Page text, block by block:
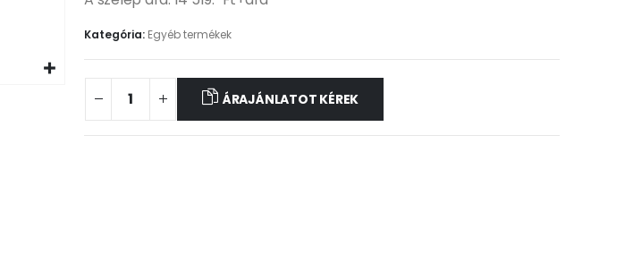
Kategória: Egyéb termékek
ÁRAJÁNLATOT KÉREK